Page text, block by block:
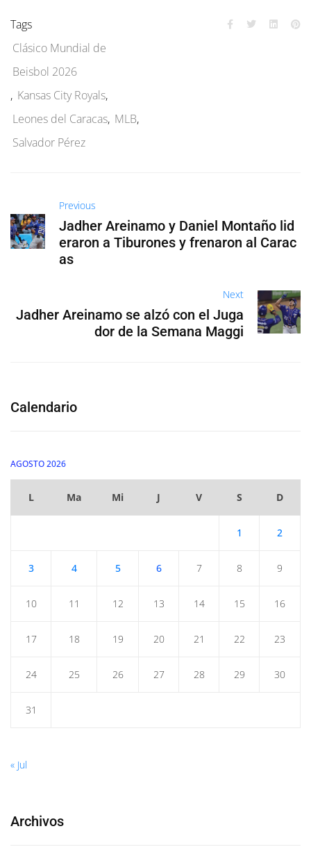
Tags
Clásico Mundial de
Beisbol 2026
, Kansas City Royals,
Leones del Caracas, MLB,
Salvador Pérez
Previous
Jadher Areinamo y Daniel Montaño lid
eraron a Tiburones y frenaron al Carac
as
Next
Jadher Areinamo se alzó con el Juga
dor de la Semana Maggi
Calendario
AGOSTO 2026
L Ma Mi J V S D
1 2
3 4 5 6 7 8 9
10 11 12 13 14 15 16
17 18 19 20 21 22 23
24 25 26 27 28 29 30
31
« Jul
Archivos